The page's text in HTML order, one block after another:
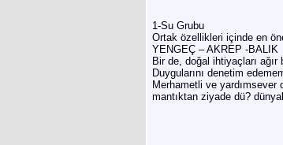
1-Su Grubu
Ortak özellikleri içinde en
YENGEÇ – AKREP -BALIK
Bir de, doğal ihtiyaçları
Duygularını denetim
Merhametli ve yardımsever
mantıktan ziyade dü?